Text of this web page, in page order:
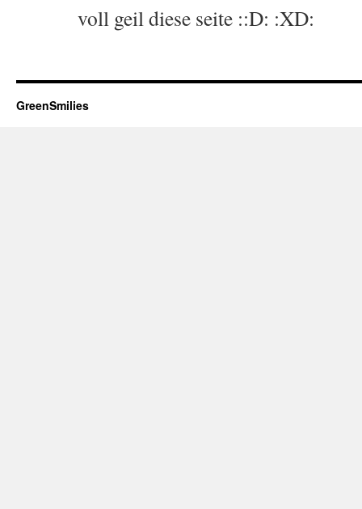
voll geil diese seite ::D: :XD:
GreenSmilies